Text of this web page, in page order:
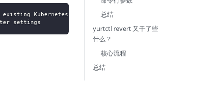
Kubernetes cluster to an OpenYurt cluster
settings
总结
yurtctl revert 又干了些
什么？
核心流程
总结